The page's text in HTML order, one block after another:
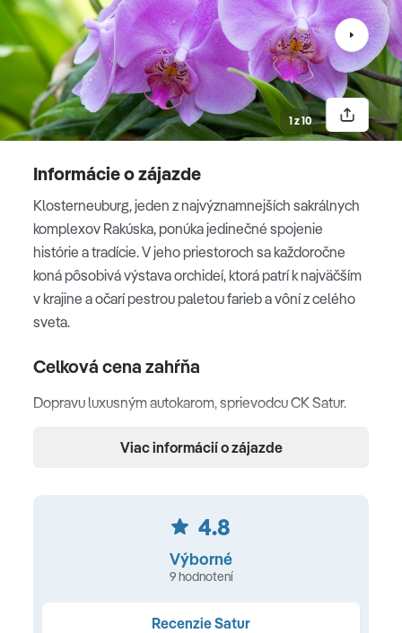
1 z 10
Informácie o zájazde
Klosterneuburg, jeden z najvýznamnejších sakrálnych
komplexov Rakúska, ponúka jedinečné spojenie
histórie a tradície. V jeho priestoroch sa každoročne
koná pôsobivá výstava orchideí, ktorá patrí k najväčším
v krajine a očarí pestrou paletou farieb a vôní z celého
sveta.
Celková cena zahŕňa
Dopravu luxusným autokarom, sprievodcu CK Satur.
Celková cena nezahŕňa
Viac informácií o zájazde
4.8
Výborné
9 hodnotení
Recenzie Satur